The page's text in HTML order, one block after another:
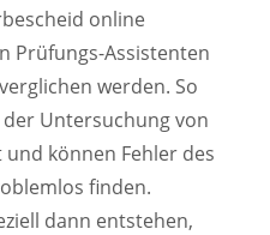
online
Prüfungs-Assistenten
werden. So
Untersuchung von
können Fehler des
finden.
dann entstehen,